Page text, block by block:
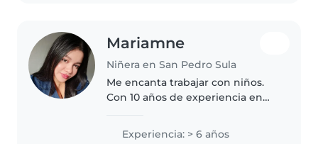
Mariamne
Niñera en San Pedro Sula
Me encanta trabajar con niños.
Con 10 años de experiencia en
edades porque he crecido
Experiencia: > 6 años